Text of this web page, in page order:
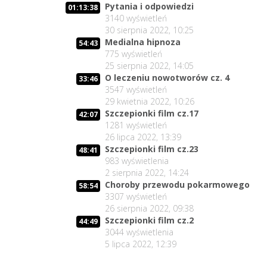
01:13:38
Pytania i odpowiedzi
3140 wyświetleń
30 sierpnia 2022, 10:25
54:43
Medialna hipnoza
775 wyświetleń
25 sierpnia 2022, 14:05
33:46
O leczeniu nowotworów cz. 4
3547 wyświetleń
29 kwietnia 2022, 10:26
42:07
Szczepionki film cz.17
1281 wyświetleń
26 lipca 2022, 13:39
48:41
Szczepionki film cz.23
983 wyświetlenia
2 sierpnia 2022, 14:24
58:54
Choroby przewodu pokarmowego
3307 wyświetleń
26 sierpnia 2022, 09:38
44:49
Szczepionki film cz.2
3044 wyświetlenia
5 lipca 2022, 12:39